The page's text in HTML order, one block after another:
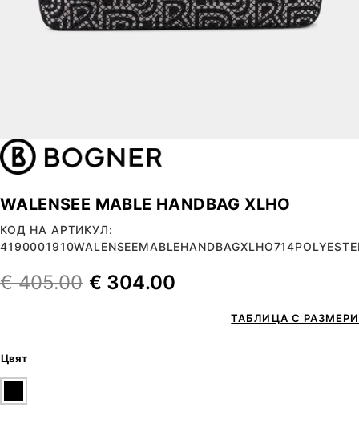
WALENSEE MABLE HANDBAG XLHO
КОД НА АРТИКУЛ:
€405.00 € 304.00
ТАБЛИЦА С РАЗМЕРИ
Цвят